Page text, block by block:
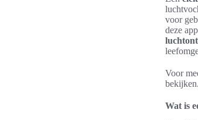
voor
deze
Voor
bekijken.
Wat is